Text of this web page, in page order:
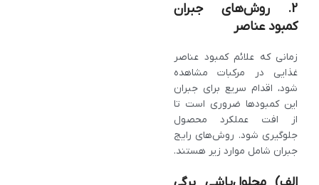
2. روش‌های جبران
کمبود عناصر
زمانی که علائم کمبود عناصر
غذایی در مرکبات مشاهده
شود، اقدام سریع برای جبران
این کمبودها ضروری است تا
از افت عملکرد محصول
جلوگیری شود. روش‌های رایج
جبران شامل موارد زیر هستند.